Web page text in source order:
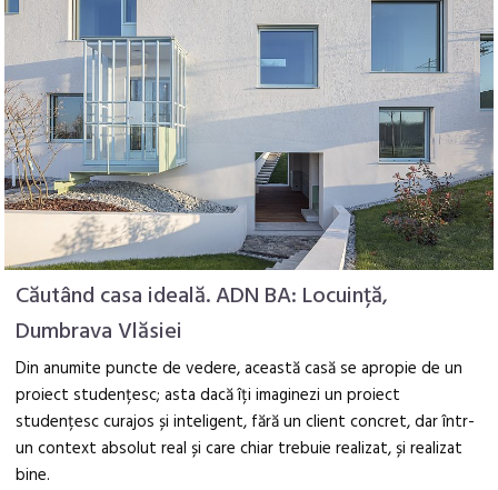
Căutând casa ideală. ADN BA: Locuință,
Dumbrava Vlăsiei
Din anumite puncte de vedere, această casă se apropie de un
proiect studențesc; asta dacă îți imaginezi un proiect
studențesc curajos și inteligent, fără un client concret, dar într-
un context absolut real și care chiar trebuie realizat, și realizat
bine.